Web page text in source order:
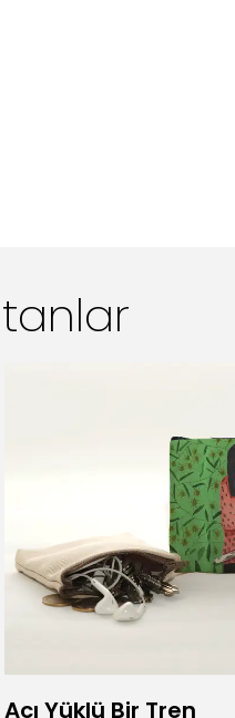
Acı Yüklü Bir Tren